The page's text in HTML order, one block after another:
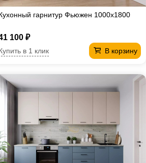
гарнитур Фьюжен 1000х1800
100 ₽
В корзину
в 1 клик